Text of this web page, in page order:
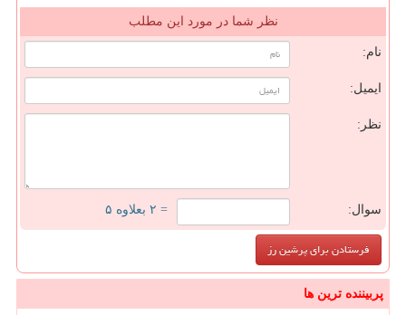
نظر شما در مورد این مطلب
نام:
ایمیل:
نظر:
سوال: = ۲ بعلاوه ۵
پربیننده ترین ها